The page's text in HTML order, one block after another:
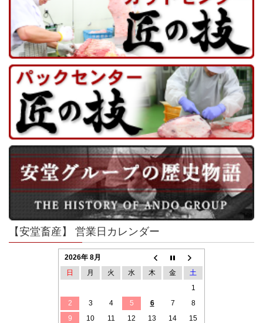
【安堂畜産】 営業日カレンダー
2026年 8月
日
月 火 水 木 金
土
1
2
3 4 5 6 7
8
9
10 11 12 13 14
15